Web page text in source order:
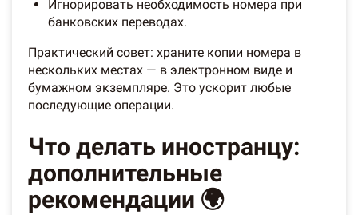
Игнорировать необходимость номера при
банковских переводах.
Практический совет: храните копии номера в
нескольких местах — в электронном виде и
бумажном экземпляре. Это ускорит любые
последующие операции.
Что делать иностранцу:
дополнительные
рекомендации 🌍